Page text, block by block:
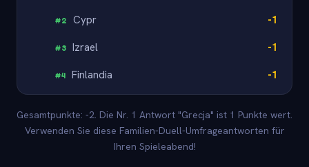
#2 Cypr -1
#3 Izrael -1
#4 Finlandia -1
Gesamtpunkte: -2. Die Nr. 1 Antwort "Grecja" ist 1 Punkte wert.
Verwenden Sie diese Familien-Duell-Umfrageantworten für
Ihren Spieleabend!